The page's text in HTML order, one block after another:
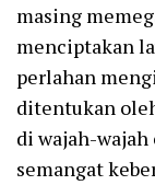
masing
menciptakan
perlahan
ditentukan
di wajah-
semangat